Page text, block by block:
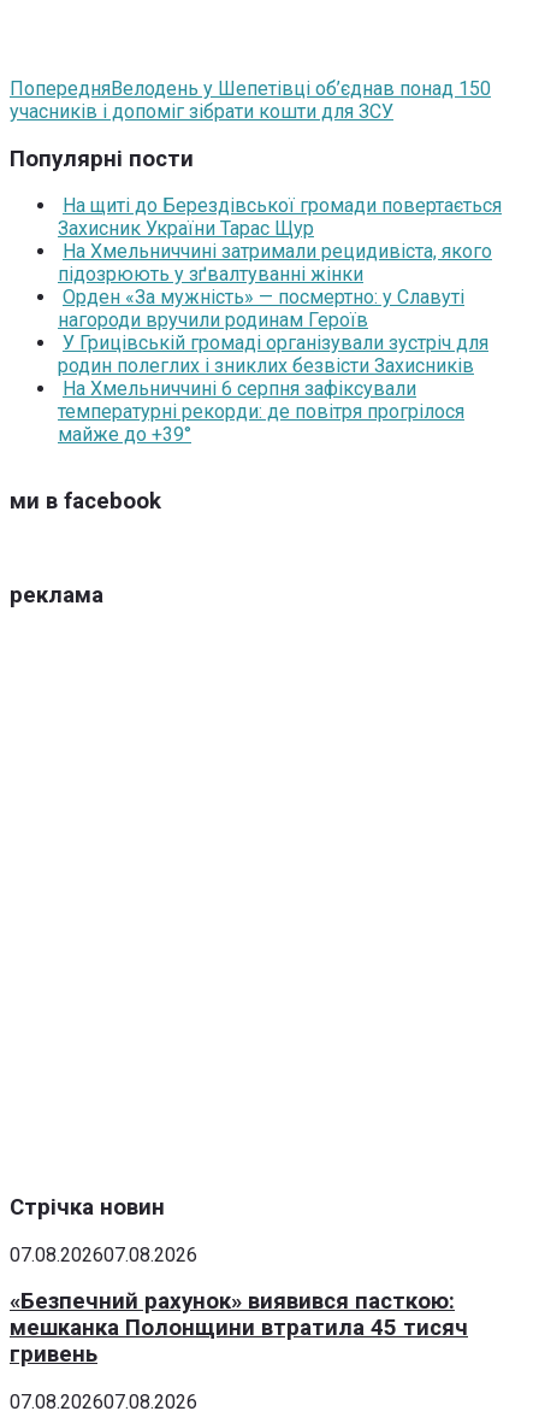
ПопередняВелодень у Шепетівці об’єднав понад 150
учасників і допоміг зібрати кошти для ЗСУ
Популярні пости
На щиті до Берездівської громади повертається
Захисник України Тарас Щур
На Хмельниччині затримали рецидивіста, якого
підозрюють у зґвалтуванні жінки
Орден «За мужність» — посмертно: у Славуті
нагороди вручили родинам Героїв
У Грицівській громаді організували зустріч для
родин полеглих і зниклих безвісти Захисників
На Хмельниччині 6 серпня зафіксували
температурні рекорди: де повітря прогрілося
майже до +39°
ми в facebook
реклама
Стрічка новин
07.08.202607.08.2026
«Безпечний рахунок» виявився пасткою:
мешканка Полонщини втратила 45 тисяч
гривень
07.08.202607.08.2026